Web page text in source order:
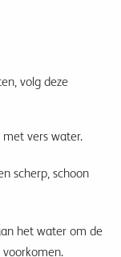
volg deze
met vers water.
scherp, schoon
het water om de